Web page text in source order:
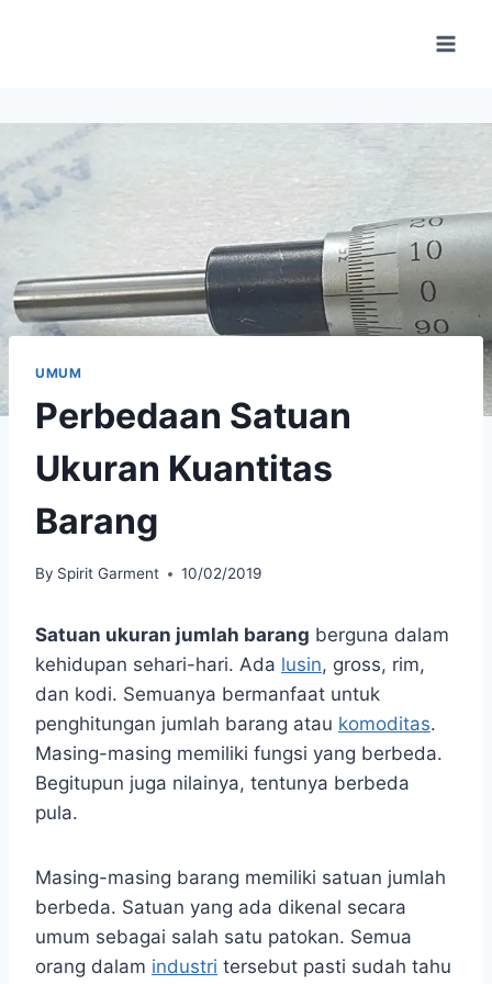
UMUM
Perbedaan Satuan
Ukuran Kuantitas
Barang
By Spirit Garment 10/02/2019
Satuan ukuran jumlah barang berguna dalam
kehidupan sehari-hari. Ada lusin, gross, rim,
dan kodi. Semuanya bermanfaat untuk
penghitungan jumlah barang atau komoditas.
Masing-masing memiliki fungsi yang berbeda.
Begitupun juga nilainya, tentunya berbeda
pula.
Masing-masing barang memiliki satuan jumlah
berbeda. Satuan yang ada dikenal secara
umum sebagai salah satu patokan. Semua
orang dalam industri tersebut pasti sudah tahu